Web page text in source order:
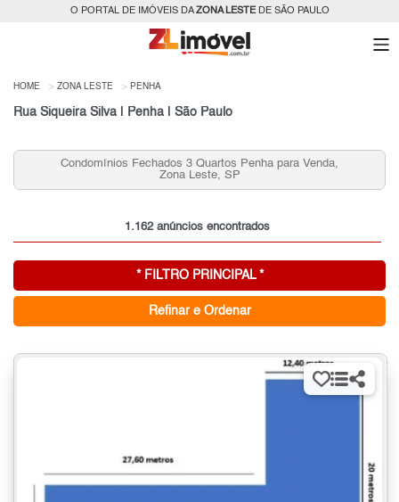
O PORTAL DE IMÓVEIS DAZONA LESTEDE SÃO PAULO
HOME ZONA LESTE PENHA
Rua Siqueira Silva | Penha | São Paulo
Condomínios Fechados 3 Quartos Penha para Venda,
Zona Leste, SP
1.162 anúncios encontrados
* FILTRO PRINCIPAL *
Refinar e Ordenar